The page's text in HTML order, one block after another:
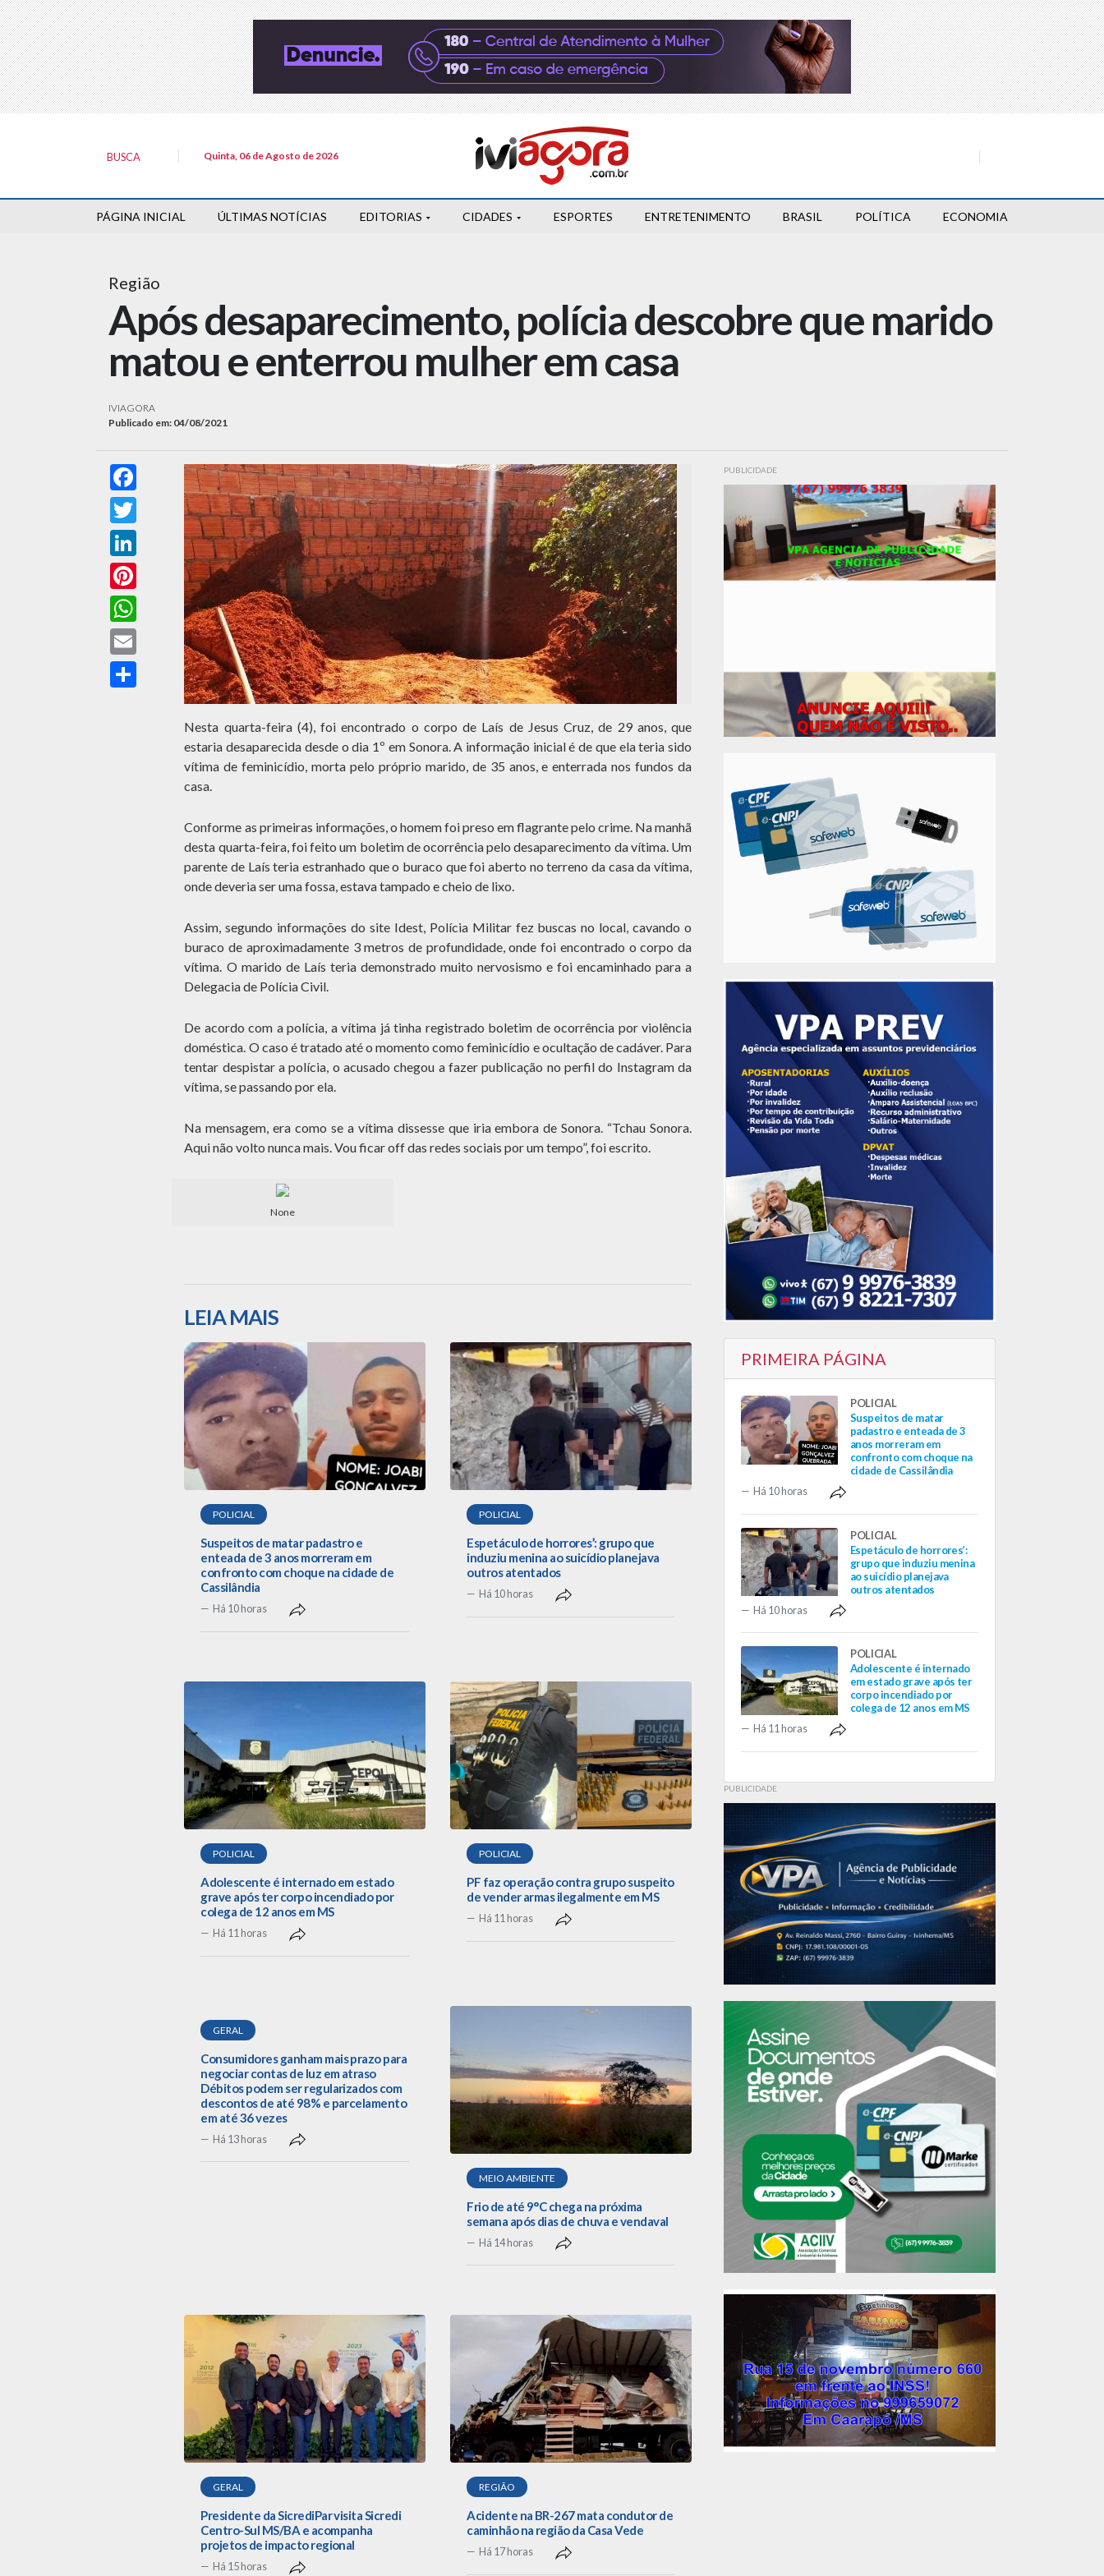
BUSCA Quinta, 06 de Agosto de 2026
PÁGINA INICIAL ÚLTIMAS NOTÍCIAS EDITORIAS CIDADES ESPORTES ENTRETENIMENTO BRASIL POLÍTICA ECONOMIA
Região
Após desaparecimento, polícia descobre que marido
matou e enterrou mulher em casa
IVIAGORA
Publicado em: 04/08/2021
Facebook
LinkedIn
Pinterest
WhatsApp
Compartilhar
Nesta quarta-feira (4), foi encontrado o corpo de Laís de Jesus Cruz, de 29 anos, que
estaria desaparecida desde o dia 1º em Sonora. A informação inicial é de que ela teria sido
vítima de feminicídio, morta pelo próprio marido, de 35 anos, e enterrada nos fundos da
casa.
Conforme as primeiras informações, o homem foi preso em flagrante pelo crime. Na manhã
desta quarta-feira, foi feito um boletim de ocorrência pelo desaparecimento da vítima. Um
parente de Laís teria estranhado que o buraco que foi aberto no terreno da casa da vítima,
onde deveria ser uma fossa, estava tampado e cheio de lixo.
Assim, segundo informações do site Idest, Polícia Militar fez buscas no local, cavando o
buraco de aproximadamente 3 metros de profundidade, onde foi encontrado o corpo da
vítima. O marido de Laís teria demonstrado muito nervosismo e foi encaminhado para a
Delegacia de Polícia Civil.
De acordo com a polícia, a vítima já tinha registrado boletim de ocorrência por violência
doméstica. O caso é tratado até o momento como feminicídio e ocultação de cadáver. Para
tentar despistar a polícia, o acusado chegou a fazer publicação no perfil do Instagram da
vítima, se passando por ela.
Na mensagem, era como se a vítima dissesse que iria embora de Sonora. “Tchau Sonora.
Aqui não volto nunca mais. Vou ficar off das redes sociais por um tempo”, foi escrito.
None
LEIA MAIS
POLICIAL
Suspeitos de matar padastro e
enteada de 3 anos morreram em
confronto com choque na cidade de
Cassilândia
Há 10 horas
POLICIAL
Espetáculo de horrores’: grupo que
induziu menina ao suicídio planejava
outros atentados
Há 10 horas
POLICIAL
Adolescente é internado em estado
grave após ter corpo incendiado por
colega de 12 anos em MS
Há 11 horas
POLICIAL
PF faz operação contra grupo suspeito
de vender armas ilegalmente em MS
Há 11 horas
GERAL
Consumidores ganham mais prazo para
negociar contas de luz em atraso
Débitos podem ser regularizados com
descontos de até 98% e parcelamento
em até 36 vezes
Há 13 horas
MEIO AMBIENTE
Frio de até 9°C chega na próxima
semana após dias de chuva e vendaval
Há 14 horas
GERAL
Presidente da SicrediPar visita Sicredi
Centro-Sul MS/BA e acompanha
projetos de impacto regional
Há 15 horas
REGIÃO
Acidente na BR-267 mata condutor de
caminhão na região da Casa Vede
Há 17 horas
PUBLICIDADE
PRIMEIRA PÁGINA
POLICIAL
Suspeitos de matar
padastro e enteada de 3
anos morreram em
confronto com choque na
cidade de Cassilândia
Há 10 horas
POLICIAL
Espetáculo de horrores’:
grupo que induziu menina
ao suicídio planejava
outros atentados
Há 10 horas
POLICIAL
Adolescente é internado
em estado grave após ter
corpo incendiado por
colega de 12 anos em MS
Há 11 horas
PUBLICIDADE